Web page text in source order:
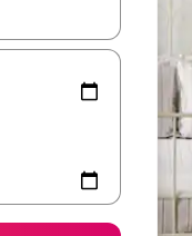
navega con las